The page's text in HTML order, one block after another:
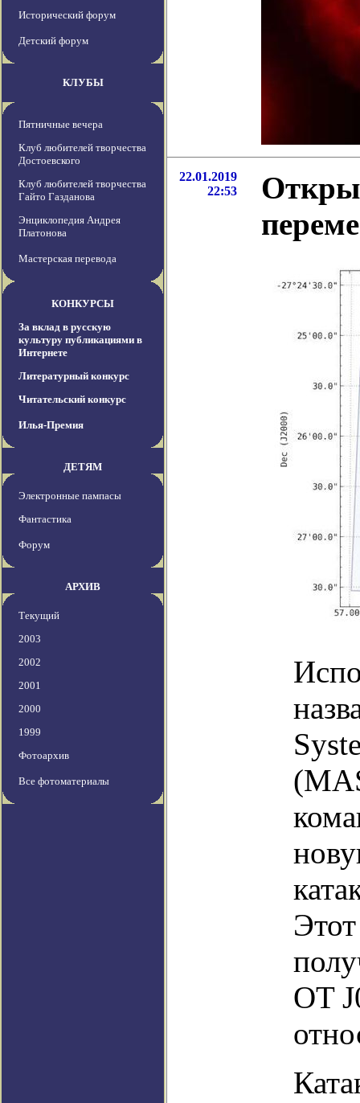
Исторический форум
Детский форум
КЛУБЫ
Пятничные вечера
Клуб любителей творчества
Достоевского
Клуб любителей творчества
Гайто Газданова
Энциклопедия Андрея
Платонова
Мастерская перевода
КОНКУРСЫ
За вклад в русскую
культуру публикациями в
Интернете
Литературный конкурс
Читательский конкурс
Илья-Премия
ДЕТЯМ
Электронные пампасы
Фантастика
Форум
АРХИВ
Текущий
2003
2002
2001
2000
1999
Фотоархив
Все фотоматериалы
22.01.2019
22:53
OT